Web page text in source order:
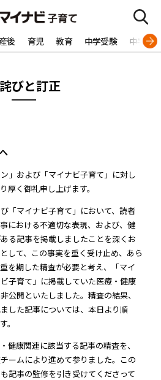
後 育児 教育 中学受験 中学生
びと訂正
」および「マイナビ子育て」に対し
厚く御礼申し上げます。
「マイナビ子育て」において、読者
における不適切な表現、および、健
る記事を掲載しましたことを深くお
して、この事実を重く受け止め、あら
を期した精査が必要と考え、「マイ
子育て」に掲載していた医療・健康
公開といたしました。精査の結果、
した記事については、本日より順
。
健康関連に該当する記事の精査を、
ームにより進めて参りました。この
記事の監修を引き受けてくださって